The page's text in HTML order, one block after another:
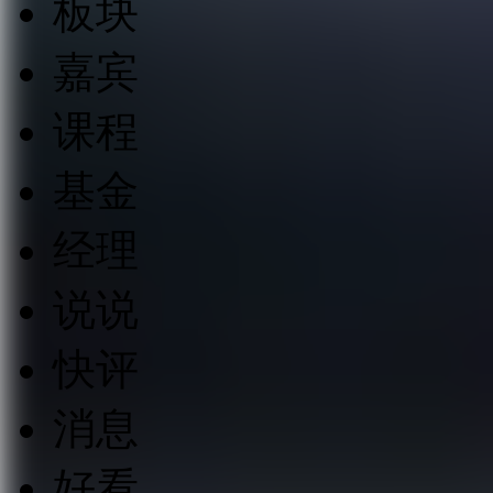
板块
嘉宾
课程
基金
经理
说说
消息